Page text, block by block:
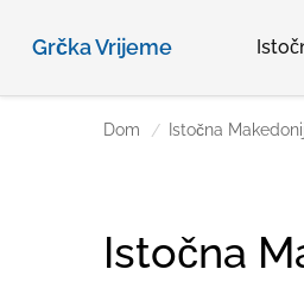
Grčka Vrijeme
Dom Istočna
Istočna